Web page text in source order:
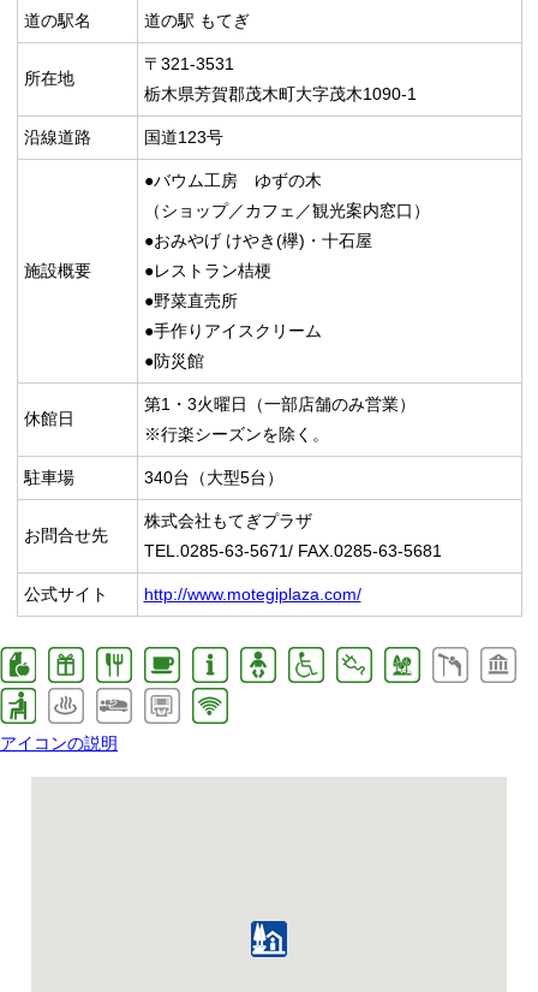
道の駅名 道の駅 もてぎ
所在地
〒321-3531
栃木県芳賀郡茂木町大字茂木1090-1
沿線道路 国道123号
施設概要
●バウム工房 ゆずの木
（ショップ／カフェ／観光案内窓口）
●おみやげ けやき(欅)・十石屋
●レストラン桔梗
●野菜直売所
●手作りアイスクリーム
●防災館
休館日
第1・3火曜日（一部店舗のみ営業）
※行楽シーズンを除く。
駐車場 340台（大型5台）
お問合せ先
株式会社もてぎプラザ
TEL.0285-63-5671/ FAX.0285-63-5681
公式サイト http://www.motegiplaza.com/
アイコンの説明